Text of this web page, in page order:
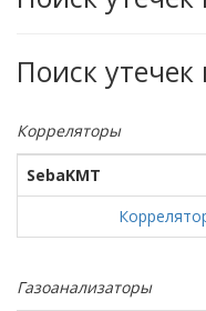
Поиск
Корреляторы
SebaKMT
Газоанализаторы